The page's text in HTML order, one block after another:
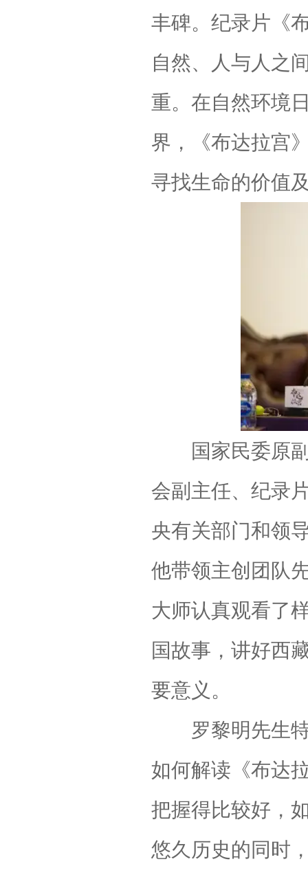
丰碑。纪录片《
自然、人与人之
重。在自然环境
界，《布达拉宫
寻找生命的价值
国家民委原副
会副主任、纪录
央有关部门和领
他带领主创团队
大师认真观看了
国故事，讲好西
要意义。
罗黎明先生特
如何解读《布达
把握得比较好，
悠久历史的同时